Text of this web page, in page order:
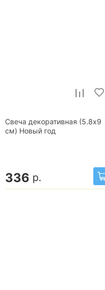
Свеча декоративная (5.8x9
см) Новый год
336 р.